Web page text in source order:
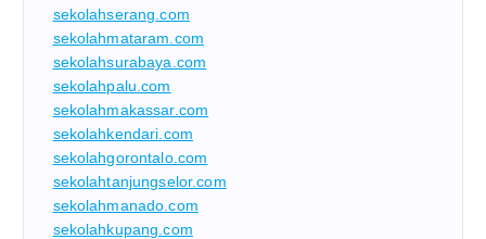
sekolahserang.com
sekolahmataram.com
sekolahsurabaya.com
sekolahpalu.com
sekolahmakassar.com
sekolahkendari.com
sekolahgorontalo.com
sekolahtanjungselor.com
sekolahmanado.com
sekolahkupang.com